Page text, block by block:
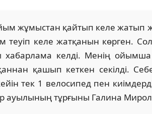
жұмыстан қайтып келе жатып
теуіп келе жатқанын көрген.
хабарлама келді. Менің
қашып кеткен секілді.
тек 1 велосипед пен
ауылының тұрғыны Галина